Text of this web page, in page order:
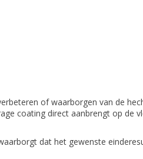
of waarborgen van de
coating direct aanbrengt op de
dat het gewenste